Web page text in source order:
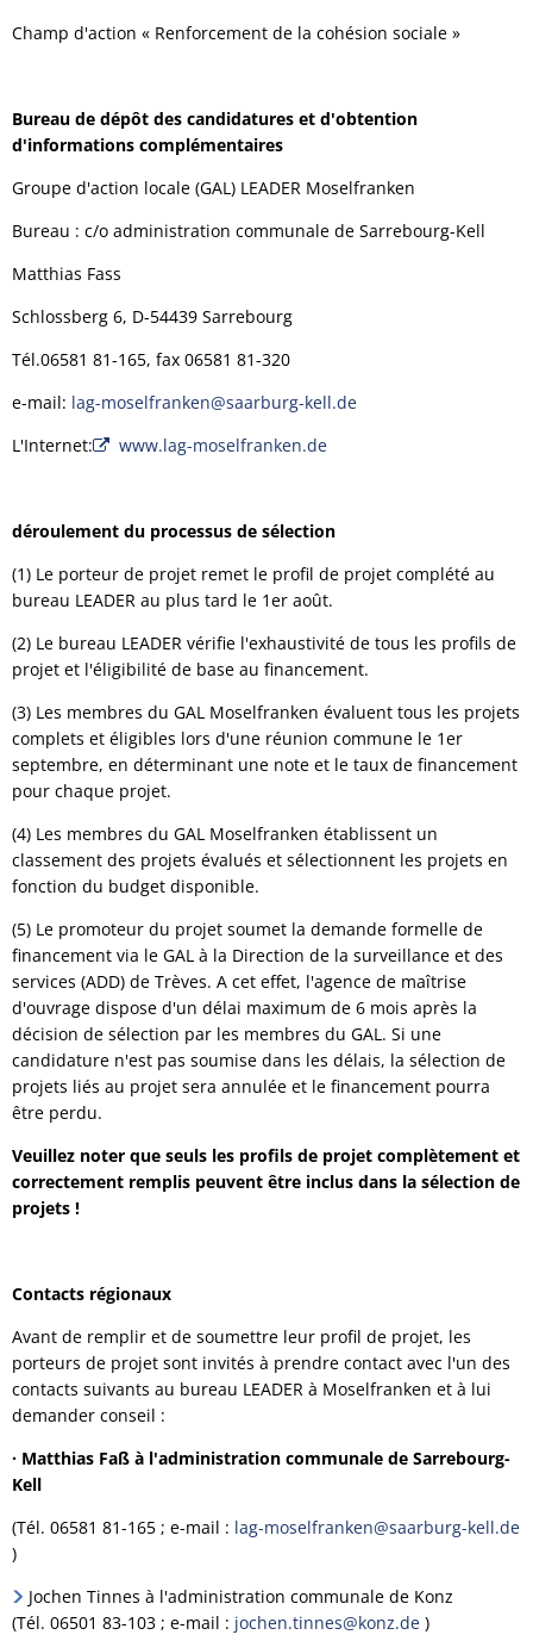
Champ d'action « Renforcement de la cohésion sociale »
Bureau de dépôt des candidatures et d'obtention
d'informations complémentaires
Groupe d'action locale (GAL) LEADER Moselfranken
Bureau : c/o administration communale de Sarrebourg-Kell
Matthias Fass
Schlossberg 6, D-54439 Sarrebourg
Tél.06581 81-165, fax 06581 81-320
e-mail: lag-moselfranken@saarburg-kell.de
L'Internet:
www.lag-moselfranken.de
déroulement du processus de sélection
(1) Le porteur de projet remet le profil de projet complété au
bureau LEADER au plus tard le 1er août.
(2) Le bureau LEADER vérifie l'exhaustivité de tous les profils de
projet et l'éligibilité de base au financement.
(3) Les membres du GAL Moselfranken évaluent tous les projets
complets et éligibles lors d'une réunion commune le 1er
septembre, en déterminant une note et le taux de financement
pour chaque projet.
(4) Les membres du GAL Moselfranken établissent un
classement des projets évalués et sélectionnent les projets en
fonction du budget disponible.
(5) Le promoteur du projet soumet la demande formelle de
financement via le GAL à la Direction de la surveillance et des
services (ADD) de Trèves. A cet effet, l'agence de maîtrise
d'ouvrage dispose d'un délai maximum de 6 mois après la
décision de sélection par les membres du GAL. Si une
candidature n'est pas soumise dans les délais, la sélection de
projets liés au projet sera annulée et le financement pourra
être perdu.
Veuillez noter que seuls les profils de projet complètement et
correctement remplis peuvent être inclus dans la sélection de
projets !
Contacts régionaux
Avant de remplir et de soumettre leur profil de projet, les
porteurs de projet sont invités à prendre contact avec l'un des
contacts suivants au bureau LEADER à Moselfranken et à lui
demander conseil :
· Matthias Faß à l'administration communale de Sarrebourg-
Kell
(Tél. 06581 81-165 ; e-mail : lag-moselfranken@saarburg-kell.de
)
Jochen Tinnes à l'administration communale de Konz
(Tél. 06501 83-103 ; e-mail : jochen.tinnes@konz.de )